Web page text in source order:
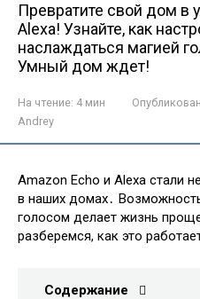
Превратите свой дом в
Alexa! Узнайте, как
наслаждаться магией
Умный дом ждет!
На чтение: 4 мин
Andrey
Amazon Echo и Alexa стали
в наших домах․
голосом делает жизнь
разберемся, как это
Содержание